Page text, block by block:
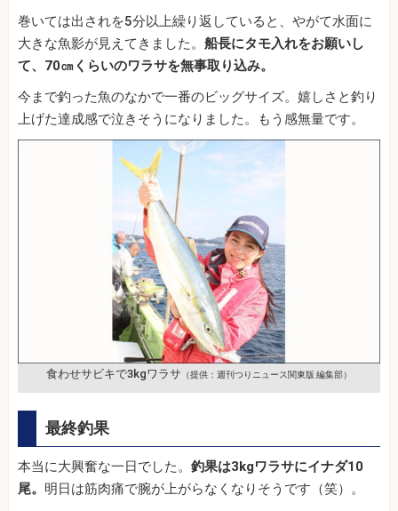
巻いては出されを5分以上繰り返していると、やがて水面に
大きな魚影が見えてきました。 船長にタモ入れをお願いし
て、70㎝くらいのワラサを無事取り込み。
今まで釣った魚のなかで一番のビッグサイズ。嬉しさと釣り
上げた達成感で泣きそうになりました。もう感無量です。
食わせサビキで3kgワラサ （提供：週刊つりニュース関東版 編集部）
最終釣果
本当に大興奮な一日でした。 釣果は3kgワラサにイナダ10
尾。 明日は筋肉痛で腕が上がらなくなりそうです（笑）。